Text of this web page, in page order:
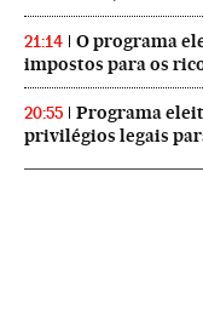
21:14
O programa
impostos para os
20:55
Programa
privilégios legais